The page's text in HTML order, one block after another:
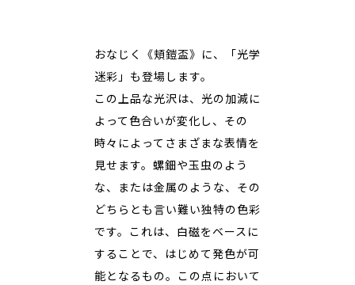
おなじく《頬鎧盃》に、「光学
迷彩」も登場します。
この上品な光沢は、光の加減に
よって色合いが変化し、その
時々によってさまざまな表情を
見せます。螺鈿や玉虫のよう
な、または金属のような、その
どちらとも言い難い独特の色彩
です。これは、白磁をベースに
することで、はじめて発色が可
能となるもの。この点において